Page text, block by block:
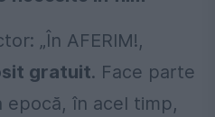
„În AFERIM!,
gratuit. Face parte
epocă, în acel timp,